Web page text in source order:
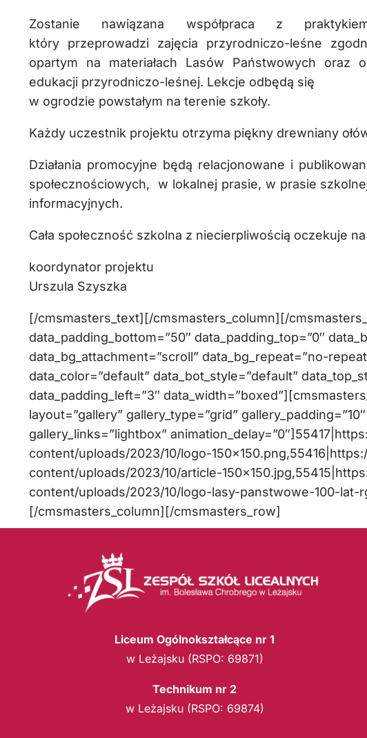
Zostanie nawiązana współpraca z
który przeprowadzi zajęcia przyrodniczo-leśne
opartym na materiałach Lasów Państwowych oraz
edukacji przyrodniczo-leśnej. Lekcje odbędą się
w ogrodzie powstałym na terenie szkoły.
Każdy uczestnik projektu otrzyma piękny drewniany
Działania promocyjne będą relacjonowane i
społecznościowych, w lokalnej prasie, w prasie
informacyjnych.
Cała społeczność szkolna z niecierpliwością oczekuje
koordynator projektu
Urszula Szyszka
[/cmsmasters_text][/cmsmasters_column][/
data_padding_bottom=”50″ data_padding_top=”0″
data_bg_attachment=”scroll” data_bg_repeat=”no-
data_color=”default” data_bot_style=”default”
data_padding_left=”3″
layout=”gallery” gallery_type=”grid”
gallery_links=”lightbox”
content/uploads/2023/10/logo-
content/uploads/2023/10/article-
content/uploads/2023/10/logo-lasy-panstwowe-100-lat-
[/cmsmasters_column][/cmsmasters_row]
Liceum Ogólnokształcące nr 1
w Leżajsku (RSPO: 69871)
Technikum nr 2
w Leżajsku (RSPO: 69874)